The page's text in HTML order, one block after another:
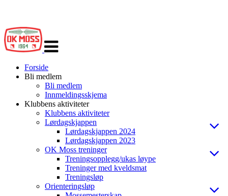
navigasjon
Forside
Bli medlem
Bli medlem
Innmeldingsskjema
Klubbens aktiviteter
Klubbens aktiviteter
Lørdagskjappen
Lørdagskjappen 2024
Lørdagskjappen 2023
OK Moss treninger
Treningsopplegg/ukas løype
Treninger med kveldsmat
Treningsløp
Orienteringsløp